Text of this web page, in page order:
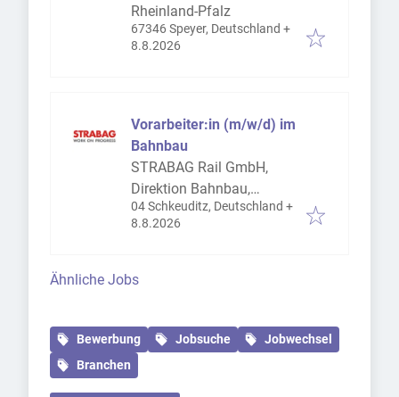
Fachrichtung
Rheinland-Pfalz
67346 Speyer, Deutschland +
Veröffentlicht
8.8.2026
Vorarbeiter:in (m/w/d) im
Bahnbau
STRABAG Rail GmbH,
Direktion Bahnbau,
Bereich Gleisbau Leipzig
04 Schkeuditz, Deutschland +
Veröffentlicht
8.8.2026
Ähnliche Jobs
Bewerbung Jobsuche
Jobwechsel
Branchen